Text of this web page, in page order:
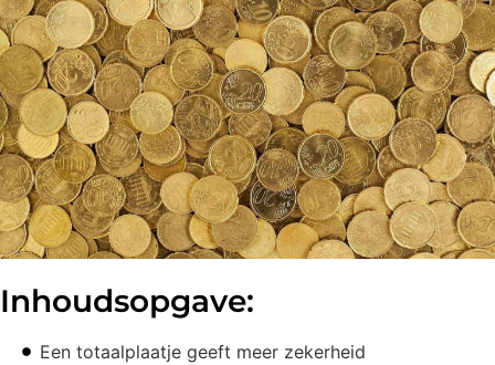
Inhoudsopgave:
Een totaalplaatje geeft meer zekerheid